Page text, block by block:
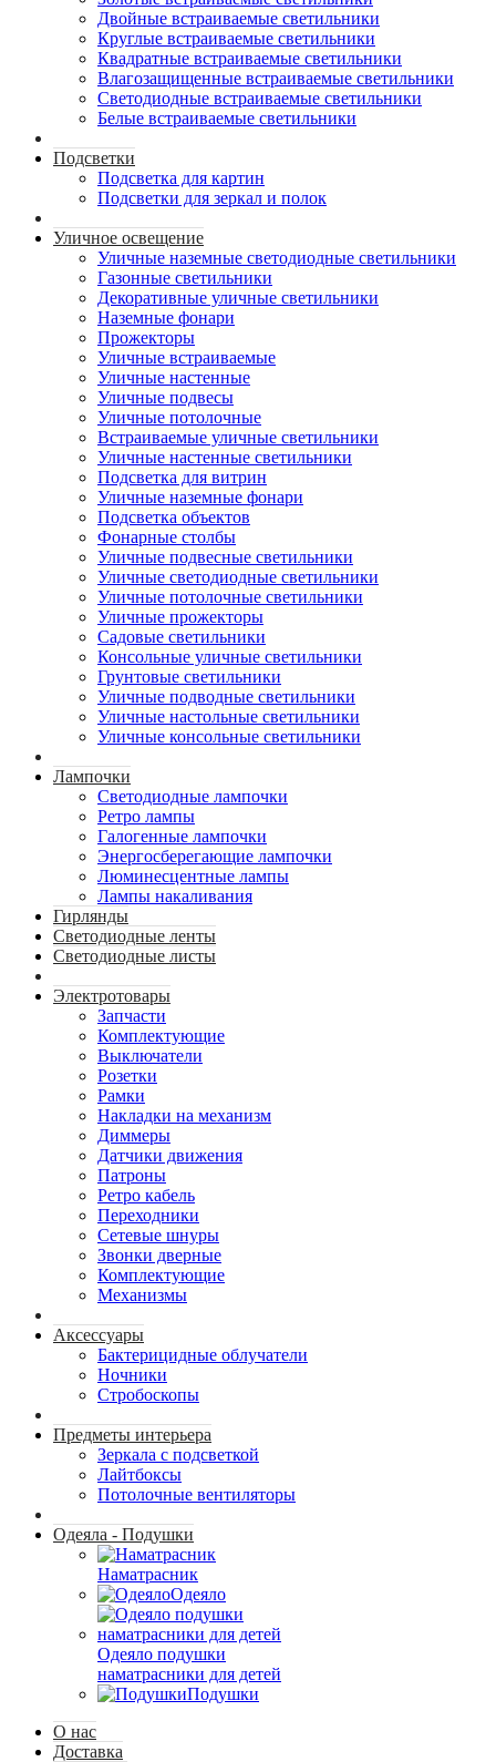
Двойные встраиваемые светильники
Круглые встраиваемые светильники
Квадратные встраиваемые светильники
Влагозащищенные встраиваемые светильники
Светодиодные встраиваемые светильники
Белые встраиваемые светильники
Подсветки
Подсветка для картин
Подсветки для зеркал и полок
Уличное освещение
Уличные наземные светодиодные светильники
Газонные светильники
Декоративные уличные светильники
Наземные фонари
Прожекторы
Уличные встраиваемые
Уличные настенные
Уличные подвесы
Уличные потолочные
Встраиваемые уличные светильники
Уличные настенные светильники
Подсветка для витрин
Уличные наземные фонари
Подсветка объектов
Фонарные столбы
Уличные подвесные светильники
Уличные светодиодные светильники
Уличные потолочные светильники
Уличные прожекторы
Садовые светильники
Консольные уличные светильники
Грунтовые светильники
Уличные подводные светильники
Уличные настольные светильники
Уличные консольные светильники
Лампочки
Светодиодные лампочки
Ретро лампы
Галогенные лампочки
Энергосберегающие лампочки
Люминесцентные лампы
Лампы накаливания
Гирлянды
Светодиодные ленты
Светодиодные листы
Электротовары
Запчасти
Комплектующие
Выключатели
Розетки
Рамки
Накладки на механизм
Диммеры
Датчики движения
Патроны
Ретро кабель
Переходники
Сетевые шнуры
Звонки дверные
Комплектующие
Механизмы
Аксессуары
Бактерицидные облучатели
Ночники
Стробоскопы
Предметы интерьера
Зеркала с подсветкой
Лайтбоксы
Потолочные вентиляторы
Одеяла - Подушки
Наматрасник
Одеяло
Одеяло подушки
наматрасники для детей
Подушки
О нас
Доставка